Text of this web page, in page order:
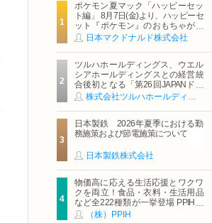
ポケモン夏マック「ハッピーセッ
ト編」 8月7日(金)より、ハッピーセ
ット『ポケモン』のおもちゃが期
間限定登場
日本マクドナルド株式会社
ツルハホールディングス、ウエル
シアホールディングスとの経営統
合後初となる「第26回JAPANドラ
ッグストアショー」に出展
株式会社ツルハホールディングス
日本製鉄 2026年夏季における勤
務施策および節電施策について
日本製鉄株式会社
物価高に応える生活応援とワクワ
クを両立！食品・衣料・生活用品
など全222種類が一挙登場 PPIHグ
ループ「夏福袋」＆セール 8月6日
（株）PPIH